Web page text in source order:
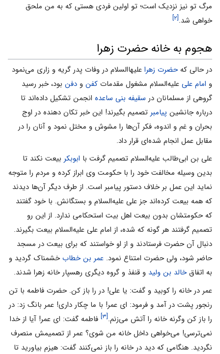
مرگ تو نیز نزدیک است؛ تو اولین فردى هستى که به من ملحق
خواهى شد.[۲]
هجوم به خانه حضرت زهرا
در حالى کهحضرت زهرا علیهاالسلام در وفات پدر گریه و زارى می‌‌نمود
و امام على علیه‌السلام مشغول مقدمات کفن و دفن بود، خبر رسید
گروهى از مسلمانان در سقیفه بنى ساعده انجمن تشکیل داده‌اند تا
درباره جانشین پیامبر تصمیم بگیرند! این خبر تکان دهنده در اوج
بحران و غم و اندوه، فکر آن‌ها را مشوش و مختل نمود و آنان را در
مقابل عمل انجام شده‌اى قرار داد.
على بن ابی‌‌طالب علیه‌السلام تصمیم گرفت با ابوبکر بیعت نکند تا
بدین وسیله مخالفت خود را با حکومت وى ابراز کرده و مردم را متوجه
نماید این عمل بر خلاف دستور پیامبر است. از طرف دیگر آن‌ها دیدند
که همه بیعت کرده‌اند جز على علیه‌السلام و بستگانش. با خود گفتند
که حکومتشان بدون بیعت اهل بیت استحکامی ‌‌ندارد. از این رو
تصمیم گرفتند هر گونه که شده، از امام على علیه‌السلام بیعت بگیرند.
دنبال آن حضرت فرستادند و از او خواستند که براى بیعت در مسجد
حاضر شود، ولى حضرت امتناع نمود. عمر بن خطابخشمناک گردید و
به اتفاقخالد بن ولید و قنفذ و گروه دیگرى رهسپار خانه زهرا شدند.
عمر در خانه را کوبید و گفت: یا على! در را باز کن. حضرت فاطمه با تن
رنجور پشت در آمد و فرمود: اى عمر! با ما چکار دارى! عمر بانگ زد: در
را باز کن وگرنه خانه را آتش می‌‌زنم.[۳]
فاطمه گفت: اى عمر! آیا از خدا
نمی‌‌ترسى! می‌‌خواهى داخل خانه من شوى؟ عمر از تصمیمش منصرف
نگردید. هنگامی‌‌ که دید در خانه را باز نمی‌‌کنند گفت: هیزم بیاورید تا